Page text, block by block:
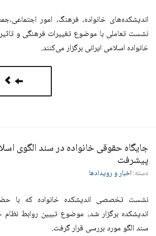
اندیشکده‌های خانواده، فرهنگ، امور
نشست تعاملی با موضوع تغییرات فرهنگی و
خانواده اسلامی ایرانی برگزار می‌کنند.
جایگاه حقوقی خانواده در سند الگوی
پیشرفت
دسته:اخبار و رویدادها
نشست تخصصی اندیشکده خانواده که با
اندیشکده برگزار شد، موضوع تبیین روابط نظام
سند الگو مورد بررسی قرار گرفت.